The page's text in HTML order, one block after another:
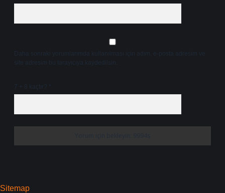
Daha sonraki yorumlarımda kullanılması için adım, e-posta adresim ve
site adresim bu tarayıcıya kaydedilsin.
7 + 8 kaçtır?
Sitemap